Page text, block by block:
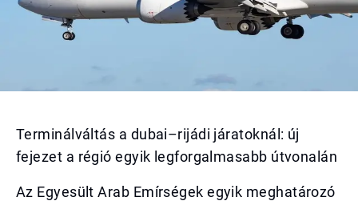
Terminálváltás a dubai–rijádi járatoknál: új
fejezet a régió egyik legforgalmasabb útvonalán
Az Egyesült Arab Emírségek egyik meghatározó